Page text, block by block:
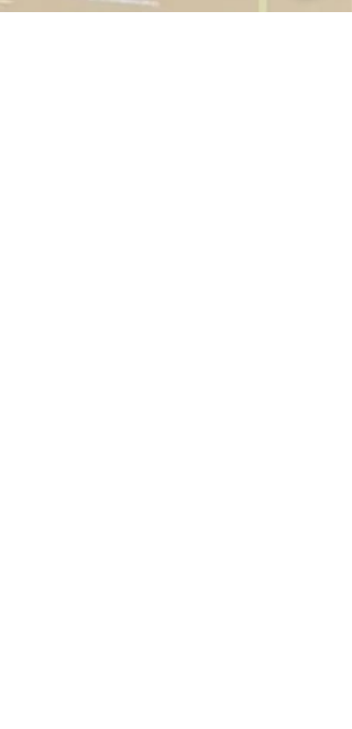
de Zema no STF